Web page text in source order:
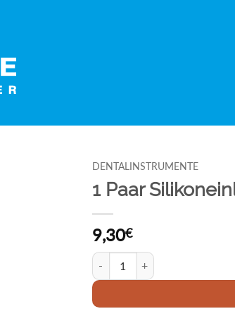
DENTALINSTRUMENTE
1 Paar
9,30€
1 Paar Silikoneinlagen Menge